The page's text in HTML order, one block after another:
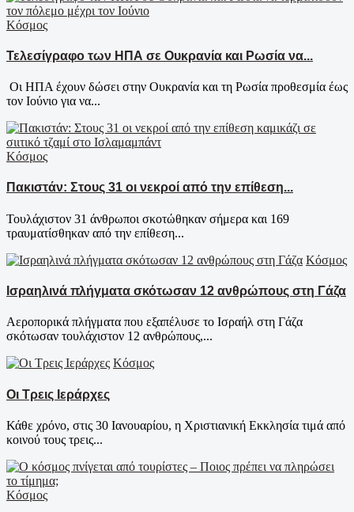
Κόσμος
Τελεσίγραφο των ΗΠΑ σε Ουκρανία και Ρωσία να...
Οι ΗΠΑ έχουν δώσει στην Ουκρανία και τη Ρωσία προθεσμία έως
τον Ιούνιο για να...
Κόσμος
Πακιστάν: Στους 31 οι νεκροί από την επίθεση...
Τουλάχιστον 31 άνθρωποι σκοτώθηκαν σήμερα και 169
τραυματίσθηκαν από την επίθεση...
Κόσμος
Ισραηλινά πλήγματα σκότωσαν 12 ανθρώπους στη Γάζα
Αεροπορικά πλήγματα που εξαπέλυσε το Ισραήλ στη Γάζα
σκότωσαν τουλάχιστον 12 ανθρώπους,...
Κόσμος
Οι Τρεις Ιεράρχες
Κάθε χρόνο, στις 30 Ιανουαρίου, η Χριστιανική Εκκλησία τιμά από
κοινού τους τρεις...
Κόσμος